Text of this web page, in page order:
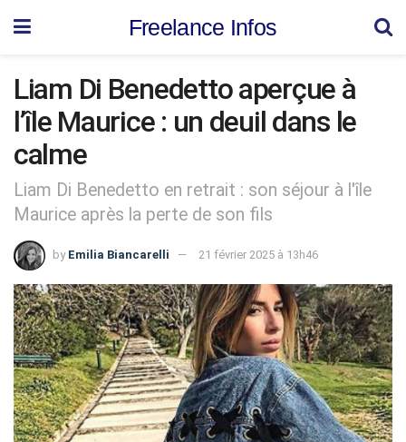
Freelance Infos
Liam Di Benedetto aperçue à
l’île Maurice : un deuil dans le
calme
Liam Di Benedetto en retrait : son séjour à l'île
Maurice après la perte de son fils
by Emilia Biancarelli 21 février 2025 à 13h46